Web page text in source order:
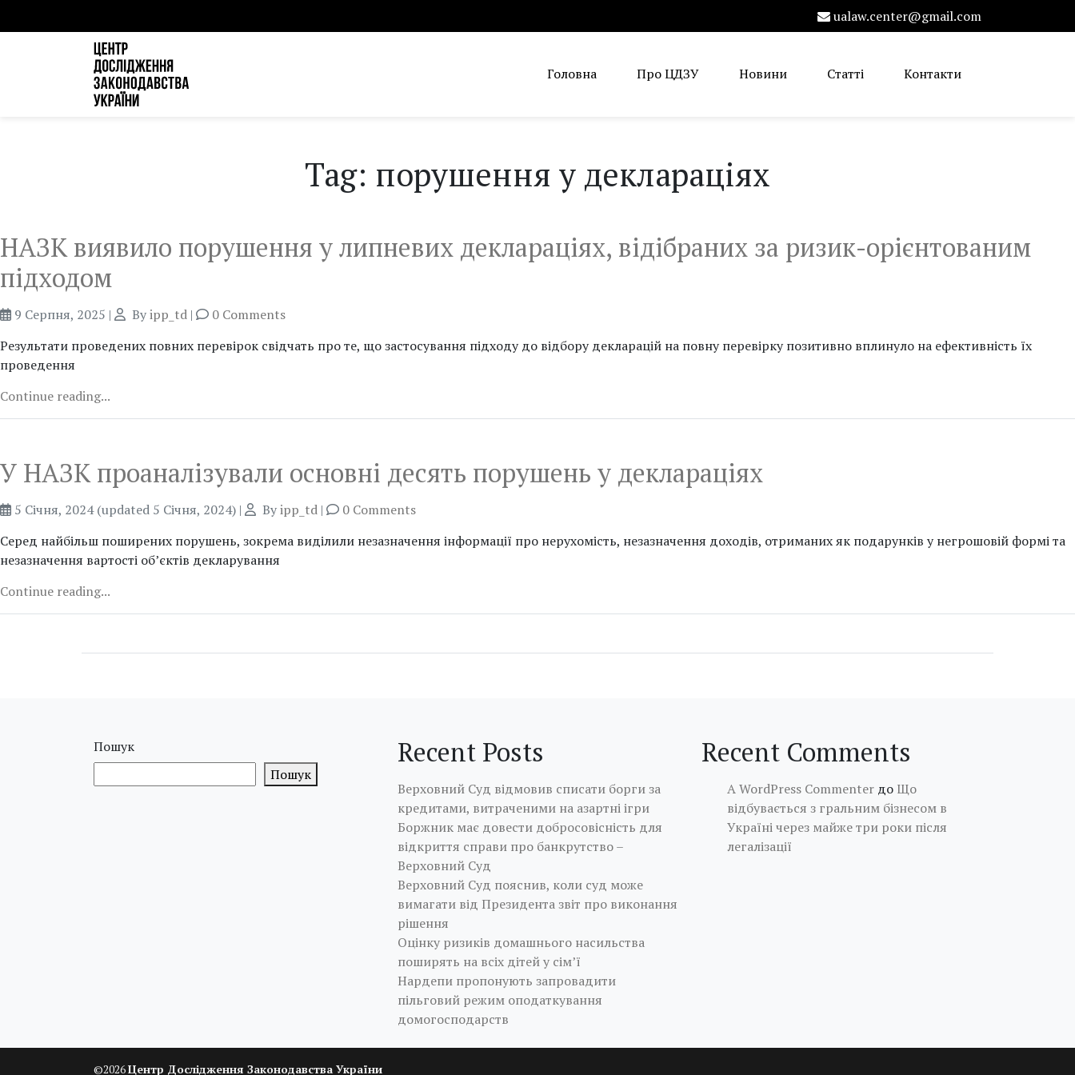
ualaw.center@gmail.com
Головна Про ЦДЗУ Новини Статті Контакти
Tag: порушення у деклараціях
НАЗК виявило порушення у липневих деклараціях, відібраних за ризик-орієнтованим
підходом
9 Серпня, 2025 | Byipp_td |
0 Comments
Результати проведених повних перевірок свідчать про те, що застосування підходу до відбору декларацій на повну перевірку позитивно вплинуло на ефективність їх
проведення
Continue reading...
У НАЗК проаналізували основні десять порушень у деклараціях
5 Січня, 2024 (updated 5 Січня, 2024) | Byipp_td |
0 Comments
Серед найбільш поширених порушень, зокрема виділили незазначення інформації про нерухомість, незазначення доходів, отриманих як подарунків у негрошовій формі та
незазначення вартості об’єктів декларування
Continue reading...
Пошук
Пошук
Recent Posts
Верховний Суд відмовив списати борги за
кредитами, витраченими на азартні ігри
Боржник має довести добросовісність для
відкриття справи про банкрутство –
Верховний Суд
Верховний Суд пояснив, коли суд може
вимагати від Президента звіт про виконання
рішення
Оцінку ризиків домашнього насильства
поширять на всіх дітей у сім’ї
Нардепи пропонують запровадити
пільговий режим оподаткування
домогосподарств
Recent Comments
A WordPress Commenter до Що
відбувається з гральним бізнесом в
Україні через майже три роки після
легалізації
©2026Центр Дослідження Законодавства України